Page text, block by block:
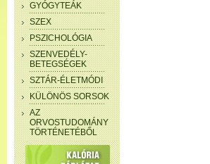
GYÓGYTEÁK
SZEX
PSZICHOLÓGIA
SZENVEDÉLY-
BETEGSÉGEK
SZTÁR-ÉLETMÓDI
KÜLÖNÖS SORSOK
AZ
ORVOSTUDOMÁNY
TÖRTÉNETÉBŐL